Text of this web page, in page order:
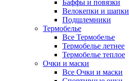
Баффы и повязки
Велокепки и шапки
Подшлемники
Термобелье
Все Термобелье
Термобелье летнее
Термобелье теплое
Очки и маски
Все Очки и маски